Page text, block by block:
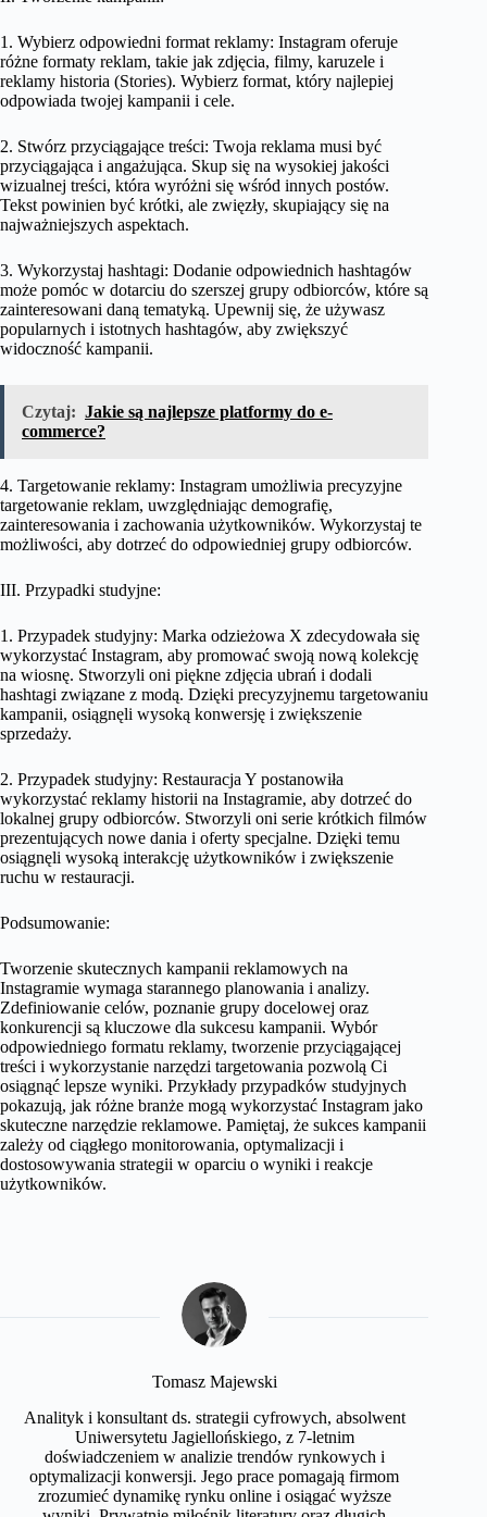
1. Wybierz odpowiedni format reklamy: Instagram oferuje
różne formaty reklam, takie jak zdjęcia, filmy, karuzele i
reklamy historia (Stories). Wybierz format, który najlepiej
odpowiada twojej kampanii i cele.
2. Stwórz przyciągające treści: Twoja reklama musi być
przyciągająca i angażująca. Skup się na wysokiej jakości
wizualnej treści, która wyróżni się wśród innych postów.
Tekst powinien być krótki, ale zwięzły, skupiający się na
najważniejszych aspektach.
3. Wykorzystaj hashtagi: Dodanie odpowiednich hashtagów
może pomóc w dotarciu do szerszej grupy odbiorców, które są
zainteresowani daną tematyką. Upewnij się, że używasz
popularnych i istotnych hashtagów, aby zwiększyć
widoczność kampanii.
Czytaj: Jakie są najlepsze platformy do e-
commerce?
4. Targetowanie reklamy: Instagram umożliwia precyzyjne
targetowanie reklam, uwzględniając demografię,
zainteresowania i zachowania użytkowników. Wykorzystaj te
możliwości, aby dotrzeć do odpowiedniej grupy odbiorców.
III. Przypadki studyjne:
1. Przypadek studyjny: Marka odzieżowa X zdecydowała się
wykorzystać Instagram, aby promować swoją nową kolekcję
na wiosnę. Stworzyli oni piękne zdjęcia ubrań i dodali
hashtagi związane z modą. Dzięki precyzyjnemu targetowaniu
kampanii, osiągnęli wysoką konwersję i zwiększenie
sprzedaży.
2. Przypadek studyjny: Restauracja Y postanowiła
wykorzystać reklamy historii na Instagramie, aby dotrzeć do
lokalnej grupy odbiorców. Stworzyli oni serie krótkich filmów
prezentujących nowe dania i oferty specjalne. Dzięki temu
osiągnęli wysoką interakcję użytkowników i zwiększenie
ruchu w restauracji.
Podsumowanie:
Tworzenie skutecznych kampanii reklamowych na
Instagramie wymaga starannego planowania i analizy.
Zdefiniowanie celów, poznanie grupy docelowej oraz
konkurencji są kluczowe dla sukcesu kampanii. Wybór
odpowiedniego formatu reklamy, tworzenie przyciągającej
treści i wykorzystanie narzędzi targetowania pozwolą Ci
osiągnąć lepsze wyniki. Przykłady przypadków studyjnych
pokazują, jak różne branże mogą wykorzystać Instagram jako
skuteczne narzędzie reklamowe. Pamiętaj, że sukces kampanii
zależy od ciągłego monitorowania, optymalizacji i
dostosowywania strategii w oparciu o wyniki i reakcje
użytkowników.
Tomasz Majewski
Analityk i konsultant ds. strategii cyfrowych, absolwent
Uniwersytetu Jagiellońskiego, z 7-letnim
doświadczeniem w analizie trendów rynkowych i
optymalizacji konwersji. Jego prace pomagają firmom
zrozumieć dynamikę rynku online i osiągać wyższe